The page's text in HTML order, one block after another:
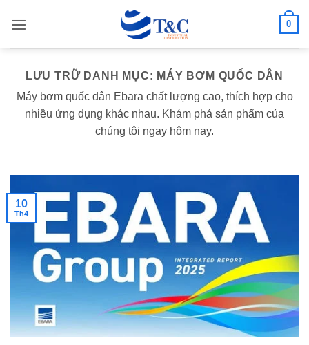
qua
0
LƯU TRỮ DANH MỤC: MÁY BƠM QUỐC DÂN
Máy bơm quốc dân Ebara chất lượng cao, thích hợp cho
nhiều ứng dụng khác nhau. Khám phá sản phẩm của
chúng tôi ngay hôm nay.
10
Th4